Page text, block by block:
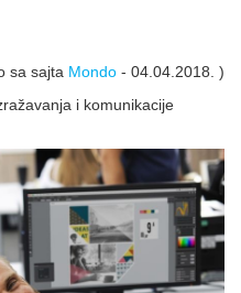
sa sajta Mondo - 04.04.2018. )
i komunikacije